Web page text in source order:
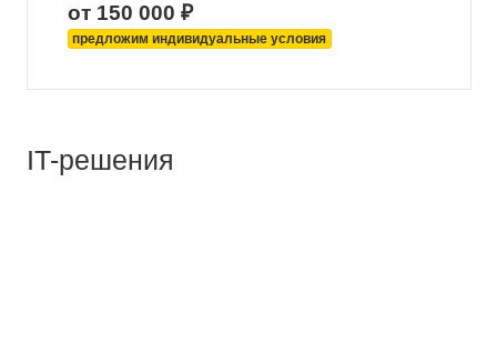
от 150 000 ₽
предложим индивидуальные условия
IT-решения